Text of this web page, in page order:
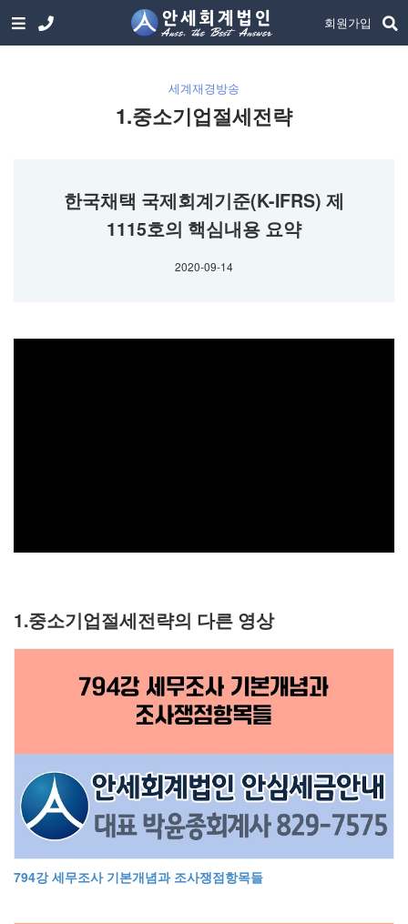
회원가입
세계재경방송
1.중소기업절세전략
한국채택 국제회계기준(K-IFRS) 제
1115호의 핵심내용 요약
2020-09-14
1.중소기업절세전략의 다른 영상
794강 세무조사 기본개념과 조사쟁점항목들